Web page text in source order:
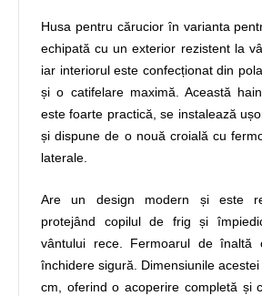
Husa pentru cărucior în varianta
echipată cu un exterior rezistent la
iar interiorul este confecționat din
și o catifelare maximă. Această
este foarte practică, se instalează
și dispune de o nouă croială cu
laterale.
Are un design modern și este
protejând copilul de frig și
vântului rece. Fermoarul de înaltă
închidere sigură. Dimensiunile
cm, oferind o acoperire completă și